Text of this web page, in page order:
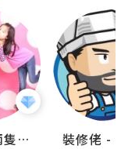
儍媽媽與兩隻小魔怪之家